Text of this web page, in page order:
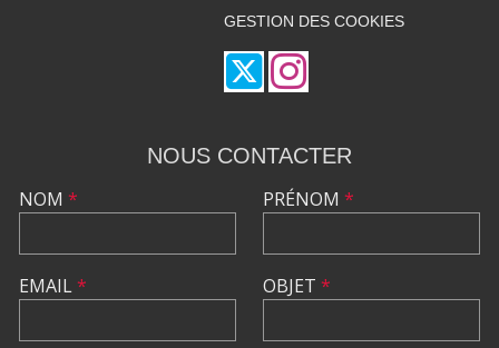
GESTION DES COOKIES
NOUS CONTACTER
NOM *
EMAIL*
PRÉNOM *
OBJET *